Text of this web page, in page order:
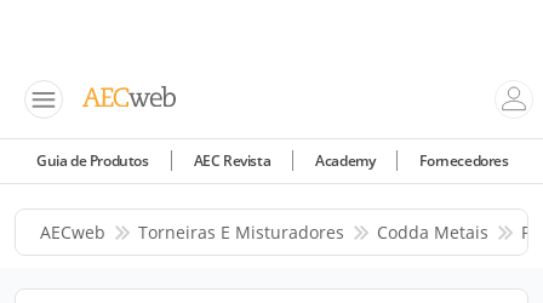
Guia de Produtos AEC Revista Academy Fornecedores
AECweb Torneiras E Misturadores Codda Metais